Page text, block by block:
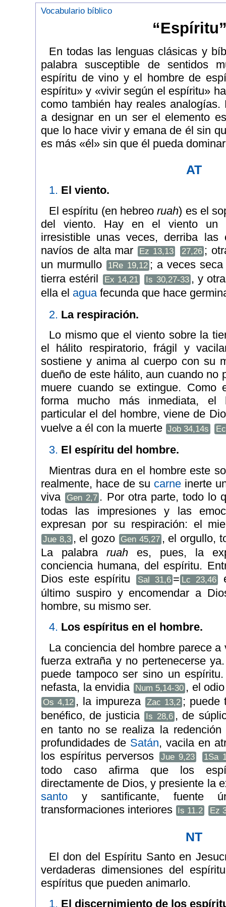
Vocabulario bíblico
En todas las lenguas clásicas y
palabra susceptible de sentidos
espíritu de vino y el hombre de
espíritu» y «vivir según el espíritu»
como también hay reales
a designar en un ser el elemento
que lo hace vivir y emana de él sin
es más «él» sin que él pueda
AT
1. El viento.
El espíritu (en hebreoruah) es el
del viento. Hay en el viento un
irresistible unas veces, derriba
navíos de alta mar
Ez 13,13 27,26 ;
un murmullo
1Re 19,12 ; a veces
tierra estéril
Ex 14,21 Is 30,27-33 , y
ella el agua fecunda que hace
2. La respiración.
Lo mismo que el viento sobre la
el hálito respiratorio, frágil y
sostiene y anima al cuerpo con su
dueño de este hálito, aun cuando no
muere cuando se extingue. Como
forma mucho más inmediata, el
particular el del hombre, viene de
vuelve a él con la muerte Job 34,14s
3. El espíritu del hombre.
Mientras dura en el hombre este
realmente, hace de su carne inerte
viva
Gen 2,7 . Por otra parte, todo lo
todas las impresiones y las
expresan por su respiración: el
Jue 8,3 , el gozo Gen 45,27 , el orgullo,
La palabra ruah es, pues, la
conciencia humana, del espíritu.
Dios este espíritu
Sal 31,6 = Lc 23,46
último suspiro y encomendar a
hombre, su mismo ser.
4. Los espíritus en el hombre.
La conciencia del hombre parece
fuerza extraña y no pertenecerse
puede tampoco ser sino un
nefasta, la envidia
Num 5,14-30 , el
Os 4,12 , la impureza Zac 13,2 ; puede
benéfico, de justicia
Is 28,6 , de
en tanto no se realiza la
profundidades de Satán, vacila en
los espíritus perversos
Jue 9,23 1Sa
todo caso afirma que los
directamente de Dios, y presiente la
santo y santificante, fuente
transformaciones interiores Is 11.2 Ez
NT
El don del Espíritu Santo en
verdaderas dimensiones del
espíritus que pueden animarlo.
1. El discernimiento de los